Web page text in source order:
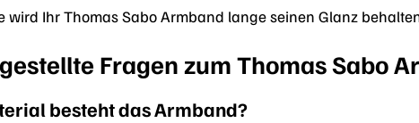
wird Ihr Thomas Sabo Armband lange seinen Glanz
Fragen zum Thomas Sabo
besteht das Armband?